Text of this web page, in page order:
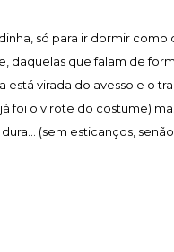
só para ir dormir como
daquelas que falam de
virada do avesso e o
foi o virote do costume)
(sem esticanços,